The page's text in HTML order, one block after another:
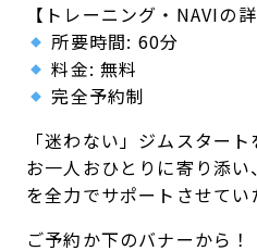
【トレーニング・NAVIの詳
所要時間: 60分
料金: 無料
完全予約制
「迷わない」ジムスタート
お一人おひとりに寄り添
を全力でサポートさせてい
ご予約か下のバナーから！